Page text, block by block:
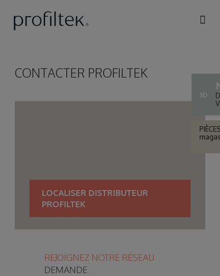
main
content
3D
CONTACTER PROFILTEK
LOCALISER DISTRIBUTEUR
PROFILTEK
REJOIGNEZ NOTRE RÉSEAU
DEMANDE